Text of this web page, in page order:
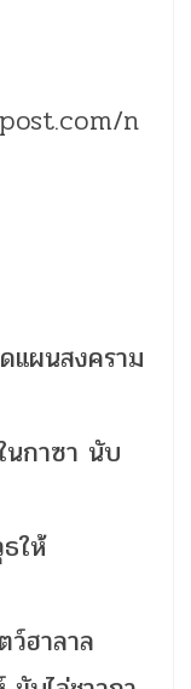
n
แผนสงคราม
กาซา นับ
ให้
ว์ฮาลาล